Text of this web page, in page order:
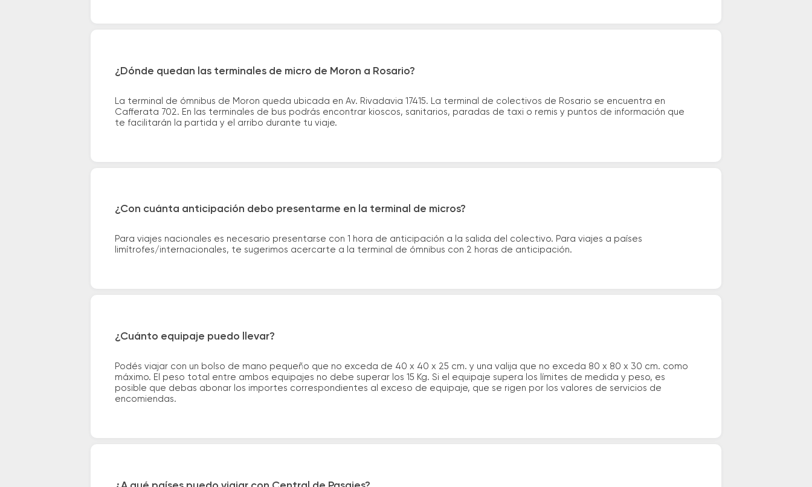
¿Dónde quedan las terminales de micro de Moron a Rosario?
La terminal de ómnibus de Moron queda ubicada en Av. Rivadavia 17415. La terminal de colectivos de Rosario se encuentra en
Cafferata 702. En las terminales de bus podrás encontrar kioscos, sanitarios, paradas de taxi o remis y puntos de información que
te facilitarán la partida y el arribo durante tu viaje.
¿Con cuánta anticipación debo presentarme en la terminal de micros?
Para viajes nacionales es necesario presentarse con 1 hora de anticipación a la salida del colectivo. Para viajes a países
limítrofes/internacionales, te sugerimos acercarte a la terminal de ómnibus con 2 horas de anticipación.
¿Cuánto equipaje puedo llevar?
Podés viajar con un bolso de mano pequeño que no exceda de 40 x 40 x 25 cm. y una valija que no exceda 80 x 80 x 30 cm. como
máximo. El peso total entre ambos equipajes no debe superar los 15 Kg. Si el equipaje supera los límites de medida y peso, es
posible que debas abonar los importes correspondientes al exceso de equipaje, que se rigen por los valores de servicios de
encomiendas.